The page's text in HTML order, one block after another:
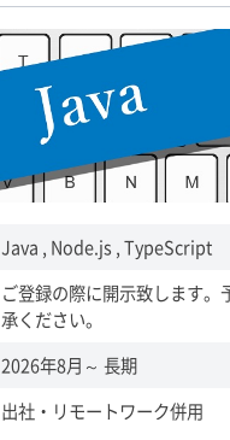
Java , Node.js , TypeScript
ご登録の際に開示致します。
承ください。
2026年8月～ 長期
出社・リモートワーク併用